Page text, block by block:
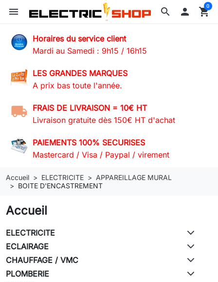
search
menu  shopping_cart
0
Horaires du service client
Mardi au Samedi : 9h15 / 16h15
LES GRANDES MARQUES
A prix bas toute l'année.
FRAIS DE LIVRAISON = 10€ HT
Livraison gratuite dès 150€ HT d'achat
PAIEMENTS 100% SECURISES
Mastercard / Visa / Paypal / virement
Accueil ELECTRICITE
APPAREILLAGE MURAL
BOITE D'ENCASTREMENT
Accueil
ELECTRICITE
ECLAIRAGE
CHAUFFAGE / VMC
PLOMBERIE